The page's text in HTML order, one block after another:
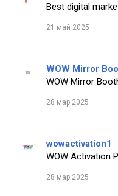
Best digital
21 май 2025
WOW Mirror
WOW Mirror
28 мар 2025
wowactivation1
WOW Activation
28 мар 2025